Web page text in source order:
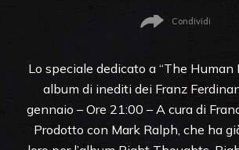
Condividi
Lo speciale dedicato a “The Human
album di inediti dei Franz
gennaio – Ore 21:00 – A cura di
Prodotto con Mark Ralph, che ha